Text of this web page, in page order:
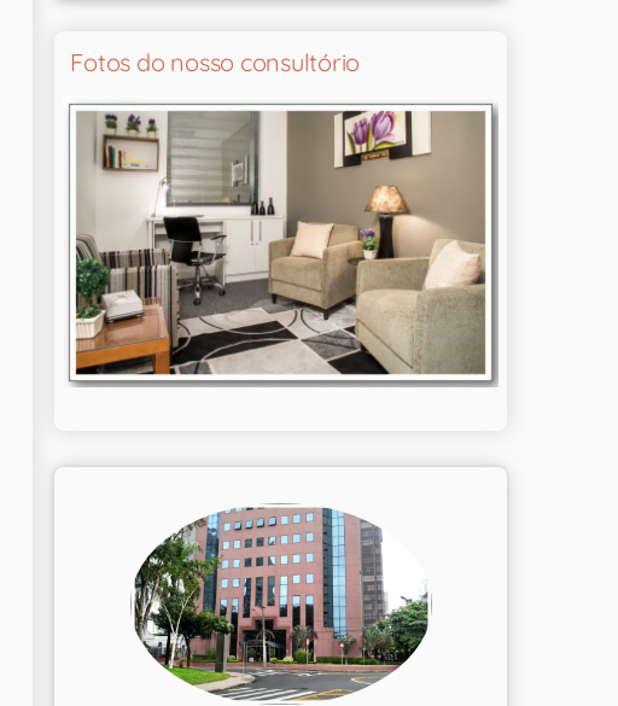
Fotos do nosso consultório